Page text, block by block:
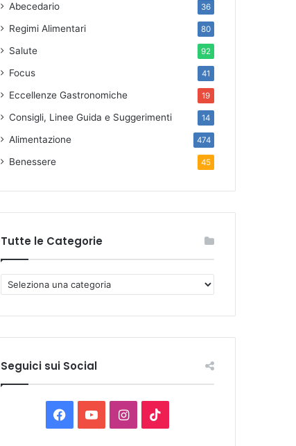
Abecedario 36
Regimi Alimentari 80
Salute 92
Focus 41
Eccellenze Gastronomiche 19
Consigli, Linee Guida e Suggerimenti 14
Alimentazione 474
Benessere 45
Tutte le Categorie
u
e
e
C
Seguici sui Social
I